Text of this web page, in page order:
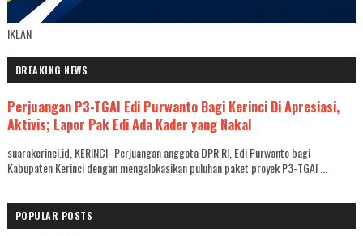
IKLAN
BREAKING NEWS
Perjuangan P3-TGAI Edi Purwanto Bagi Kerinci Di Apresiasi,
Aktivis; Lapor Pak Edi Ada Kader yang Nakal
suarakerinci.id, KERINCI- Perjuangan anggota DPR RI, Edi Purwanto bagi
Kabupaten Kerinci dengan mengalokasikan puluhan paket proyek P3-TGAI ...
POPULAR POSTS